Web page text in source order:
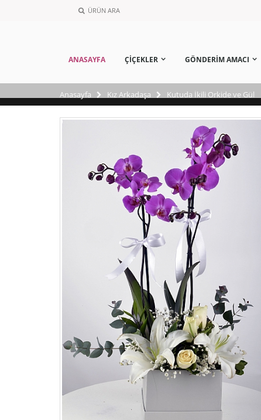
ÜRÜN ARA
ANASAYFA ÇİÇEKLER GÖNDERİM AMACI
Anasayfa Kız Arkadaşa Kutuda İkili Orkide ve Gül